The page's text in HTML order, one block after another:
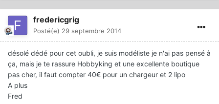
fredericgrig
Posté(e) 29 septembre 2014
désolé dédé pour cet oubli, je suis modéliste je n'ai pas pensé à
ça, mais je te rassure Hobbyking et une excellente boutique
pas cher, il faut compter 40€ pour un chargeur et 2 lipo
A plus
Fred